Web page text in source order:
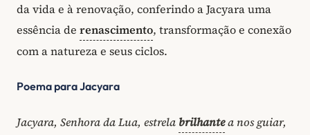
da vida e à renovação, conferindo a Jacyara uma
essência de renascimento, transformação e conexão
com a natureza e seus ciclos.
Poema para Jacyara
Jacyara, Senhora da Lua, estrela brilhantea nos guiar,